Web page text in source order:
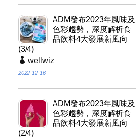
ADM發布2023年風味及
色彩趨勢，深度解析食
品飲料4大發展新風向
(3/4)
wellwiz
2022-12-16
ADM發布2023年風味及
色彩趨勢，深度解析食
品飲料4大發展新風向
(2/4)